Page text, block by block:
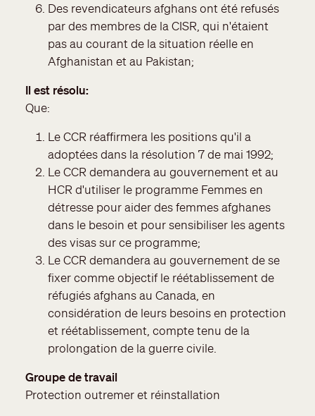
Des revendicateurs afghans ont été refusés
par des membres de la CISR, qui n'étaient
pas au courant de la situation réelle en
Afghanistan et au Pakistan;
Il est résolu
Que:
Le CCR réaffirmera les positions qu'il a
adoptées dans la résolution 7 de mai 1992;
Le CCR demandera au gouvernement et au
HCR d'utiliser le programme Femmes en
détresse pour aider des femmes afghanes
dans le besoin et pour sensibiliser les agents
des visas sur ce programme;
Le CCR demandera au gouvernement de se
fixer comme objectif le réétablissement de
réfugiés afghans au Canada, en
considération de leurs besoins en protection
et réétablissement, compte tenu de la
prolongation de la guerre civile.
Groupe de travail
Protection outremer et réinstallation